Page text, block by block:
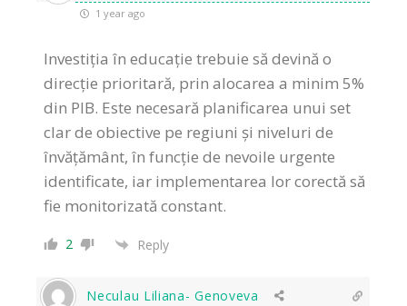
1 year ago
Investiția în educație trebuie să devină o
direcție prioritară, prin alocarea a minim 5%
din PIB. Este necesară planificarea unui set
clar de obiective pe regiuni și niveluri de
învățământ, în funcție de nevoile urgente
identificate, iar implementarea lor corectă să
fie monitorizată constant.
2 Reply
Neculau Liliana- Genoveva